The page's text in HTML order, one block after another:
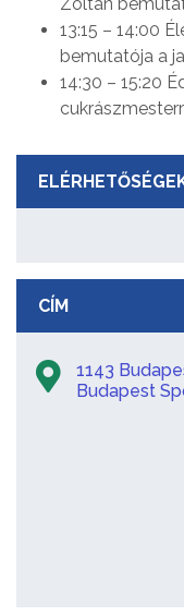
13:15 – 14:00
bemutatója a
14:30 – 15:20
CÍM
1143
Budapest